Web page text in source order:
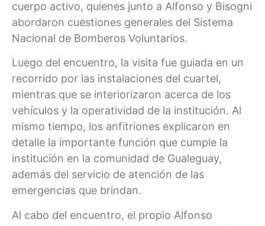
cuerpo activo, quienes junto a Alfonso y Bisogni
abordaron cuestiones generales del Sistema
Nacional de Bomberos Voluntarios.
Luego del encuentro, la visita fue guiada en un
recorrido por las instalaciones del cuartel,
mientras que se interiorizaron acerca de los
vehículos y la operatividad de la institución. Al
mismo tiempo, los anfitriones explicaron en
detalle la importante función que cumple la
institución en la comunidad de Gualeguay,
además del servicio de atención de las
emergencias que brindan.
Al cabo del encuentro, el propio Alfonso